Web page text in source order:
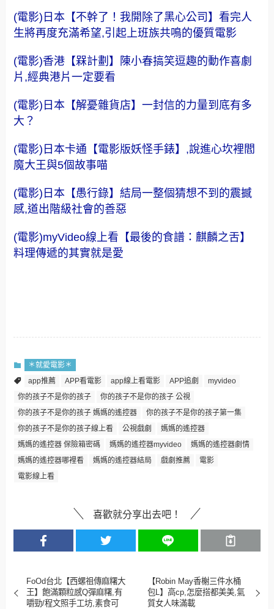
(電影)日本【不幹了！我開除了黑心公司】看完人
生將再度充滿希望,引起上班族共鳴的優質電影
(電影)香港【槑計劃】陳小春搞笑逗趣的動作喜劇
片,經典港片一定要看
(電影)日本【解憂雜貨店】一封信的力量到底有多
大？
(電影)日本卡通【電影版妖怪手錶】,說進心坎裡閻
魔大王與5個故事喵
(電影)日本【愚行錄】結局一整個猜想不到的震撼
感,道出階級社會的善惡
(電影)myVideo線上看【最後的食譜：麒麟之舌】
料理傳遞的其實就是愛
＊就愛電影＊
app推薦
APP看電影 app線上看電影 APP追劇
myvideo
你的孩子不是你的孩子
你的孩子不是你的孩子 公視
你的孩子不是你的孩子 媽媽的遙控器
你的孩子不是你的孩子第一集
你的孩子不是你的孩子線上看
公視戲劇
媽媽的遙控器
媽媽的遙控器 保險箱密碼
媽媽的遙控器myvideo
媽媽的遙控器劇情
媽媽的遙控器哪裡看
媽媽的遙控器結局 戲劇推薦
電影
電影線上看
喜歡就分享出去吧！
FoOd台北【西螺祖傳麻糬大
王】飽滿顆粒感Q彈麻糬,有
嚼勁/程文照手工坊,素食可
【Robin May香榭三件水桶
包L】高cp,怎麼搭都美美,氣
質女人味滿載